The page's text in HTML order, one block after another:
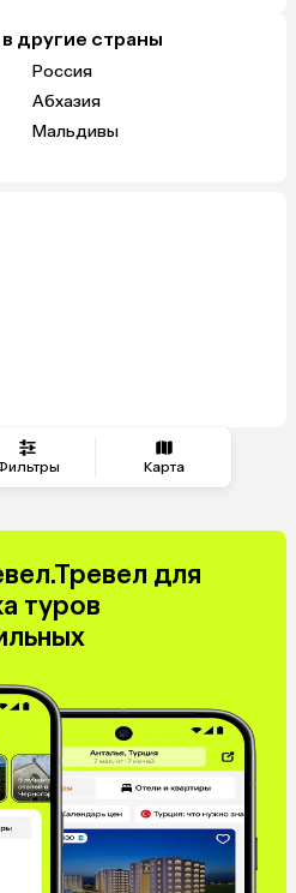
Карта
другие страны
Россия
Абхазия
Мальдивы
для
туров